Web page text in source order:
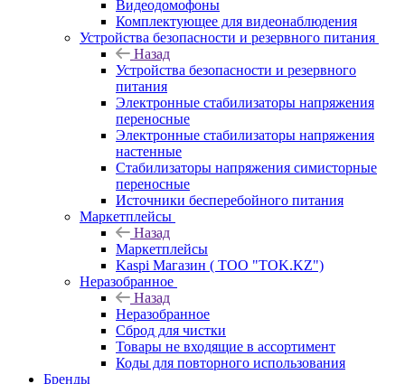
Видеодомофоны
Комплектующее для видеонаблюдения
Устройства безопасности и резервного питания
Назад
Устройства безопасности и резервного
питания
Электронные стабилизаторы напряжения
переносные
Электронные стабилизаторы напряжения
настенные
Стабилизаторы напряжения симисторные
переносные
Источники бесперебойного питания
Маркетплейсы
Назад
Маркетплейсы
Kaspi Магазин ( ТОО "TOK.KZ")
Неразобранное
Назад
Неразобранное
Сброд для чистки
Товары не входящие в ассортимент
Коды для повторного использования
Бренды